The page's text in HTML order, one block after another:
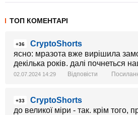
ТОП КОМЕНТАРІ
+36
CryptoShorts
ясно: мразота вже вирішила
декілька років. далі почнеться
02.07.2024 14:29 Відповісти
+33
CryptoShorts
до великої міри - так. крім того,